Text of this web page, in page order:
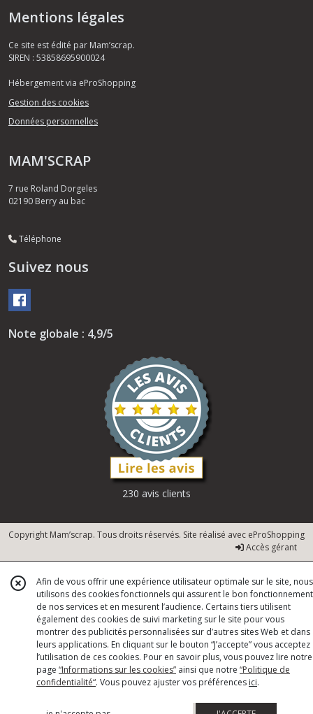
Mentions légales
Ce site est édité par Mam’scrap.
SIREN : 53858695900024
Hébergement via eProShopping
Gestion des cookies
Données personnelles
MAM'SCRAP
7 rue Roland Dorgeles
02190 Berry au bac
Téléphone
Suivez nous
Note globale : 4,9/5
230 avis clients
Copyright Mam’scrap. Tous droits réservés. Site réalisé avec eProShopping
Accès gérant
Afin de vous offrir une expérience utilisateur optimale sur le site, nous
utilisons des cookies fonctionnels qui assurent le bon fonctionnement
de nos services et en mesurent l’audience. Certains tiers utilisent
également des cookies de suivi marketing sur le site pour vous
montrer des publicités personnalisées sur d’autres sites Web et dans
leurs applications. En cliquant sur le bouton “J’accepte” vous acceptez
l’utilisation de ces cookies. Pour en savoir plus, vous pouvez lire notre
page “Informations sur les cookies” ainsi que notre “Politique de
confidentialité“. Vous pouvez ajuster vos préférences ici.